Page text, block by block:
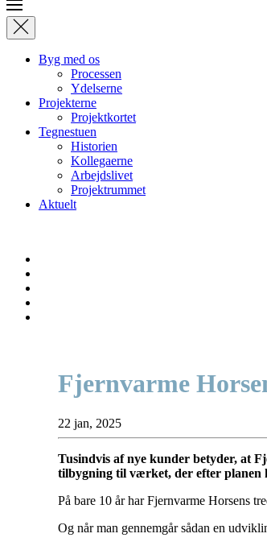
Byg med os
Processen
Ydelserne
Projekterne
Projektkortet
Tegnestuen
Historien
Kollegaerne
Arbejdslivet
Projektrummet
Aktuelt
Fjernvarme
22 jan, 2025
Tusindvis af nye kunder betyder, at
tilbygning til værket, der efter planen
På bare 10 år har Fjernvarme Horsens
Og når man gennemgår sådan en